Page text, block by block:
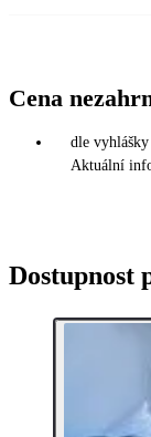
Cena
dle
Aktuální
Dostupnost